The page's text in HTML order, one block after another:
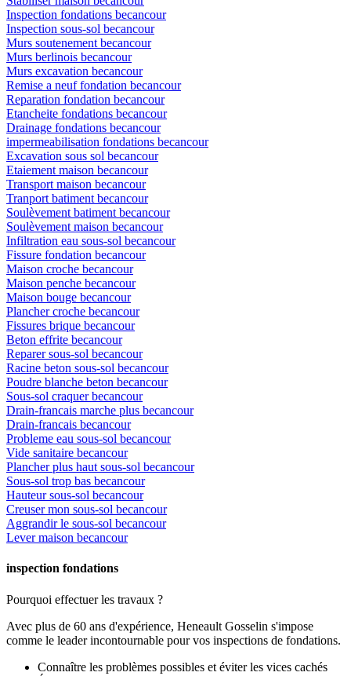
Inspection fondations becancour
Inspection sous-sol becancour
Murs soutenement becancour
Murs berlinois becancour
Murs excavation becancour
Remise a neuf fondation becancour
Reparation fondation becancour
Etancheite fondations becancour
Drainage fondations becancour
impermeabilisation fondations becancour
Excavation sous sol becancour
Etaiement maison becancour
Transport maison becancour
Tranport batiment becancour
Soulèvement batiment becancour
Soulèvement maison becancour
Infiltration eau sous-sol becancour
Fissure fondation becancour
Maison croche becancour
Maison penche becancour
Maison bouge becancour
Plancher croche becancour
Fissures brique becancour
Beton effrite becancour
Reparer sous-sol becancour
Racine beton sous-sol becancour
Poudre blanche beton becancour
Sous-sol craquer becancour
Drain-francais marche plus becancour
Drain-francais becancour
Probleme eau sous-sol becancour
Vide sanitaire becancour
Plancher plus haut sous-sol becancour
Sous-sol trop bas becancour
Hauteur sous-sol becancour
Creuser mon sous-sol becancour
Aggrandir le sous-sol becancour
Lever maison becancour
inspection fondations
Pourquoi effectuer les travaux ?
Avec plus de 60 ans d'expérience, Heneault Gosselin s'impose
comme le leader incontournable pour vos inspections de fondations.
Connaître les problèmes possibles et éviter les vices cachés